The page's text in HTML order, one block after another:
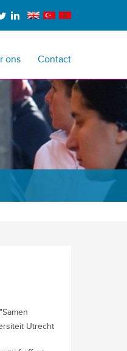
ons Contact
Utrecht